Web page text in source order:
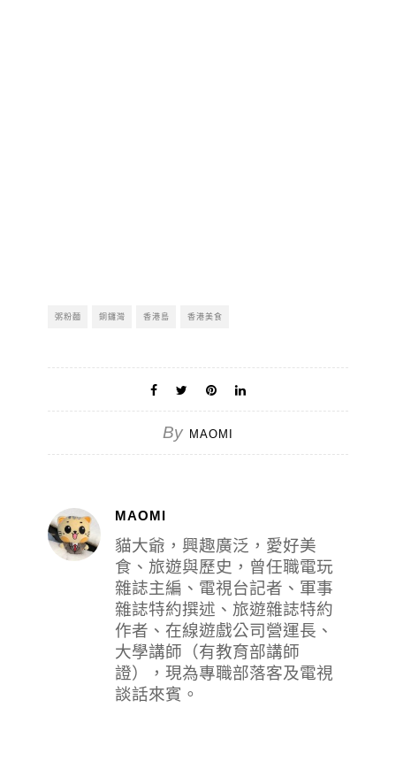
粥粉麵 銅鑼灣 香港島 香港美食
By MAOMI
MAOMI
貓大爺，興趣廣泛，愛好美
食、旅遊與歷史，曾任職電玩
雜誌主編、電視台記者、軍事
雜誌特約撰述、旅遊雜誌特約
作者、在線遊戲公司營運長、
大學講師（有教育部講師
證），現為專職部落客及電視
談話來賓。